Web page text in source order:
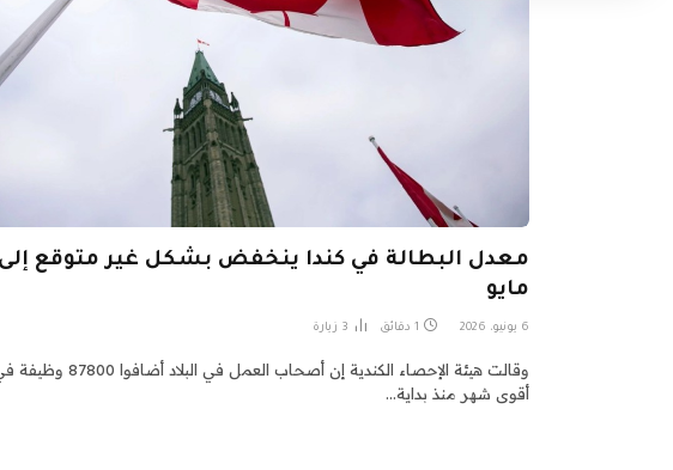
مايو
6 يونيو، 2026 1 دقائق 3 زيارة
وقالت هيئة الإحصاء الكندية إن
أقوى شهر منذ بداية…